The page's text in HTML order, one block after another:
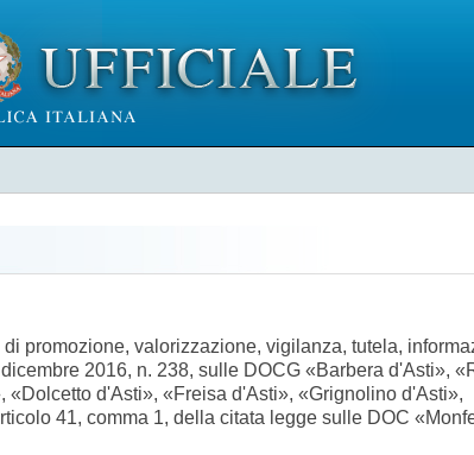
promozione, valorizzazione, vigilanza, tutela,
2016, n. 238, sulle DOCG «Barbera d'Asti»,
d'Asti», «Freisa d'Asti», «Grignolino d'Asti»,
41, comma 1, della citata legge sulle DOC